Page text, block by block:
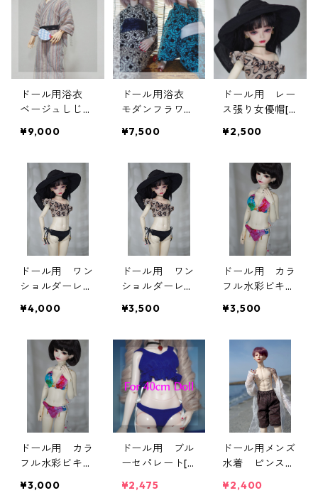
ドール用浴衣
ベージュしじら
2/75/85]
¥9,000
ドール用浴衣
モダンフラワー
共用]
¥7,500
ドール用 レー
ス張り女優帽[4
2/75/85]
¥2,500
ドール用 ワン
ショルダーレオ
0F]
¥4,000
ドール用 ワン
ショルダーレオ
0F]
¥3,500
ドール用 カラ
フル水彩ビキニ
¥3,500
ドール用 カラ
フル水彩ビキニ
¥3,000
ドール用 ブル
ーセパレート[4
¥2,475
ドール用メンズ
水着 ピンスト
¥2,400